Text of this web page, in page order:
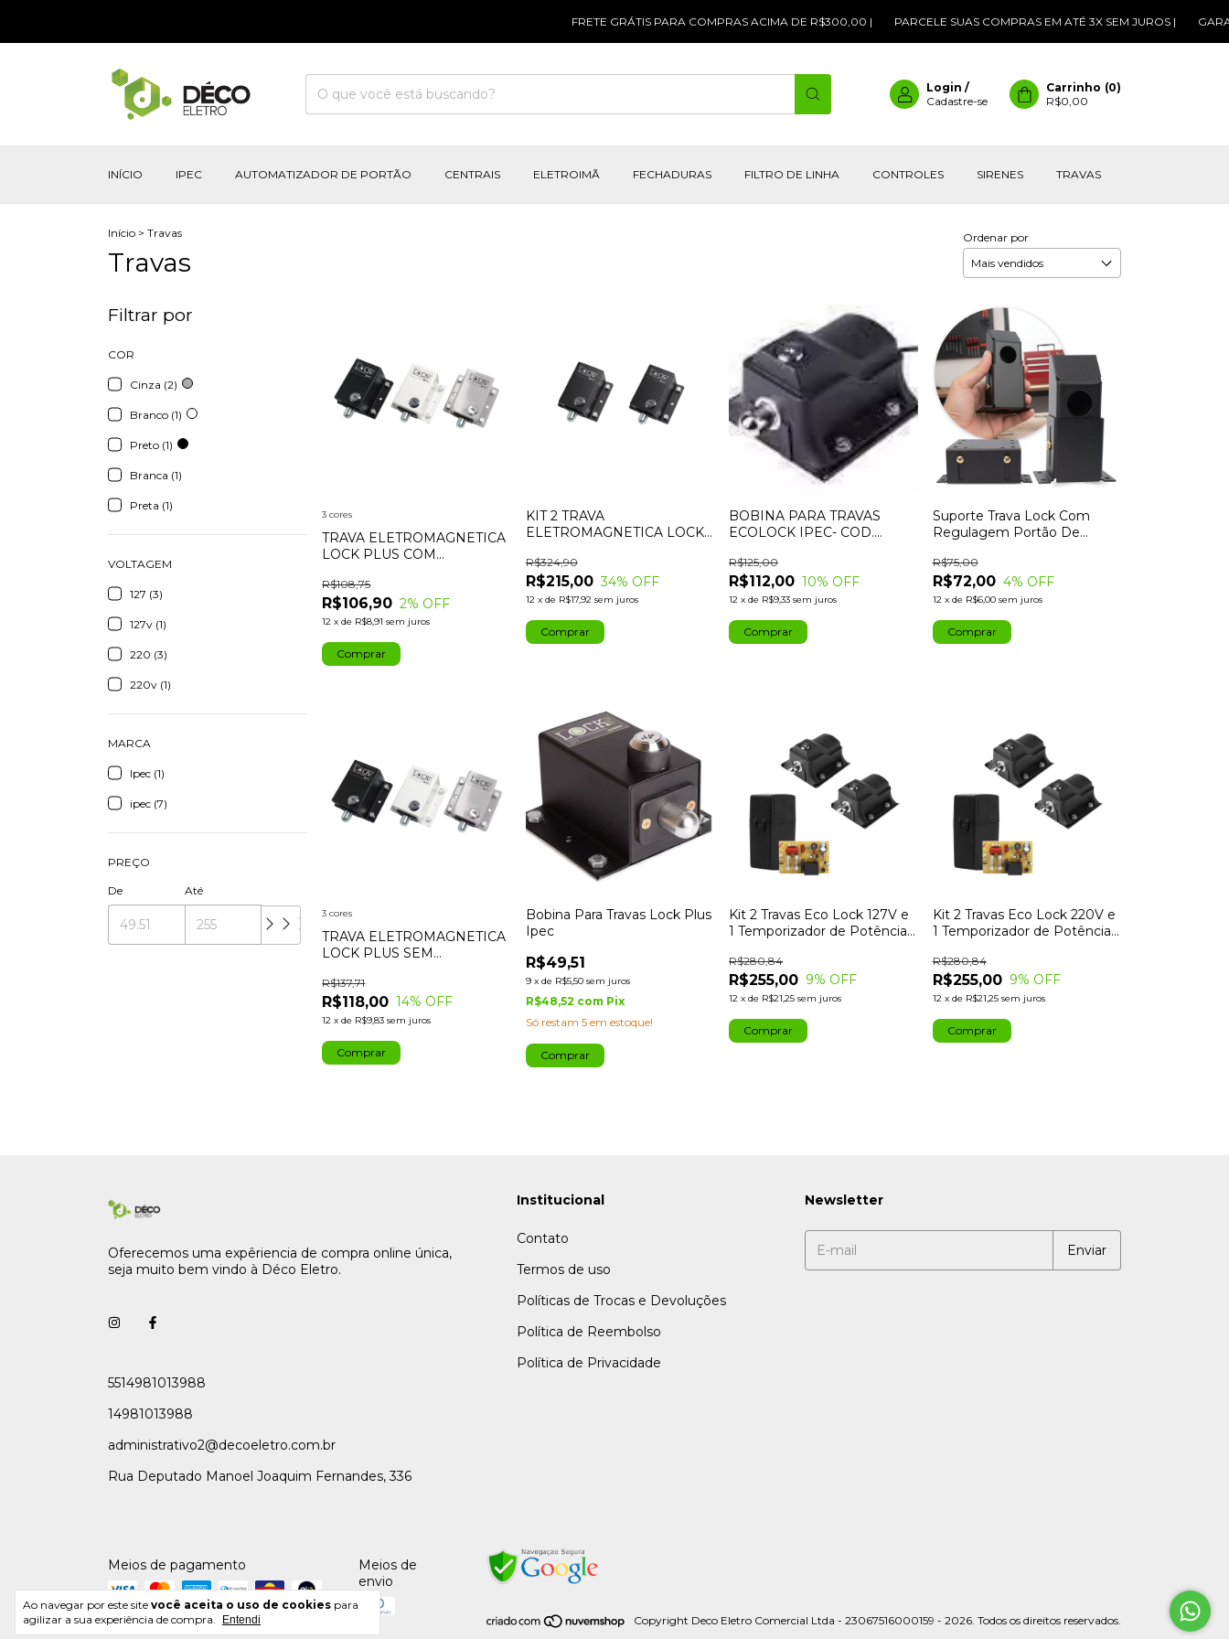
FRETE GRÁTIS PARA COMPRAS ACIMA DE R$300,00 | PARCELE SUAS COMPRAS EM ATÉ 3X SEM JUROS |
Login /
Cadastre-se
Carrinho (0)
R$0,00
INÍCIO IPEC AUTOMATIZADOR DE PORTÃO CENTRAIS ELETROIMÃ FECHADURAS FILTRO DE LINHA CONTROLES SIRENES TRAVAS
Ao navegar por este site você aceita o uso de cookies para
agilizar a sua experiência de compra.
Entendi
Início > Travas
Travas
Ordenar por
Filtrar por
COR
Cinza (2)
Branco (1)
Preto (1)
Branca (1)
Preta (1)
VOLTAGEM
127 (3)
127v (1)
220 (3)
220v (1)
MARCA
Ipec (1)
‎ipec (7)
PREÇO
De Até
TRAVA ELETROMAGNETICA
LOCK PLUS COM
R$106,90
R$108,75
2% OFF
12 xde R$8,91 sem juros
3 cores
Comprar
KIT 2 TRAVA
ELETROMAGNETICA LOCK
R$215,00
R$324,90
34% OFF
12 x de R$17,92 sem juros
BOBINA PARA TRAVAS
ECOLOCK IPEC- COD.
R$112,00
R$125,00
10% OFF
12 xde R$9,33 sem juros
Comprar
Suporte Trava Lock Com
Regulagem Portão De
R$72,00
R$75,00
4% OFF
12 x de R$6,00 sem juros
TRAVA ELETROMAGNETICA
LOCK PLUS SEM
R$118,00
R$137,71
14% OFF
12 xde R$9,83 sem juros
3 cores
Comprar
Bobina Para Travas Lock Plus
Ipec
R$49,51
9 x de R$5,50 sem juros
R$48,52 com Pix
Só restam 5em estoque!
Comprar
Kit 2 Travas Eco Lock 127V e
1 Temporizador de Potência
R$255,00
R$280,84
9% OFF
12 xde R$21,25 sem juros
Kit 2 Travas Eco Lock 220V e
1 Temporizador de Potência
R$255,00
R$280,84
9% OFF
12 x de R$21,25 sem juros
Oferecemos uma expêriencia de compra online única,
seja muito bem vindo à Déco Eletro.
5514981013988
14981013988
administrativo2@decoeletro.com.br
Rua Deputado Manoel Joaquim Fernandes, 336
Institucional
Contato
Termos de uso
Políticas de Trocas e Devoluções
Política de Reembolso
Política de Privacidade
Newsletter
Meios de pagamento
Meios de
envio
Copyright Deco Eletro Comercial Ltda - 23067516000159 - 2026. Todos os direitos reservados.